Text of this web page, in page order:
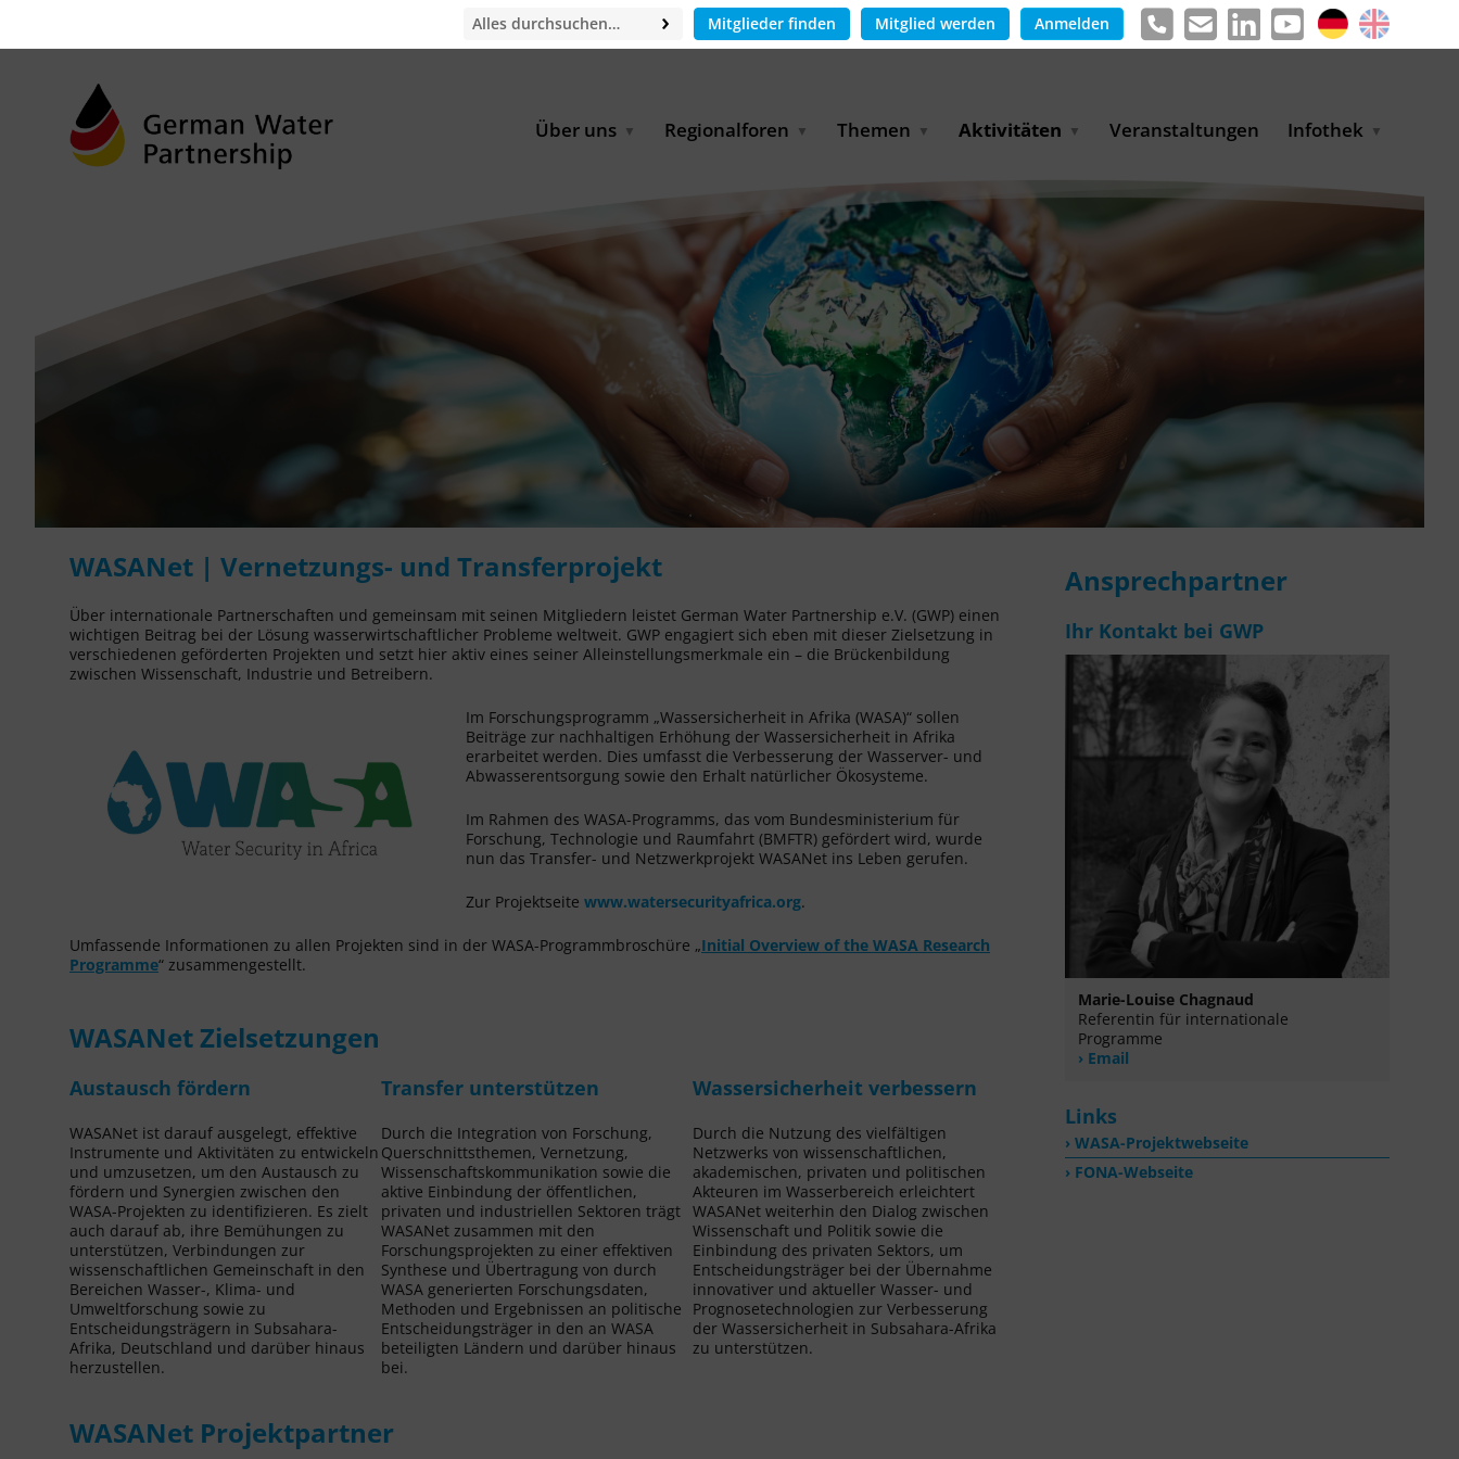
Mitglieder finden Mitglied werden Anmelden
Über uns
Geschäftsstelle
Partner & Kooperationen
Mitglieder
Virtual Index of Members
Kontakt
Regionalforen
Europa
Lateinamerika
Middle East
Nordafrika
Ostasien
Süd- & Südostasien
Themen
Industriewasserwirtschaft
Landwirtschaftliche
Bewässerung und
Wiederverwendung
Urbane Wasserresilienz
Wasser und Energie
Digital Water
Wasserstoff
Aktivitäten
Auslandsmessen
WASANet | Vernetzungs-
und Transferprojekt
Betreiberpartnerschaften
Partnerschaftsprojekte
GWP-Days
BLUE PLANET Berlin Water
Dialogues
BMUKN-Exportinitiative
Umweltschutz
Veranstaltungen Infothek
Informationen
Pressemitteilungen
WASANet | Vernetzungs- und Transferprojekt
Über internationale Partnerschaften und gemeinsam mit seinen Mitgliedern leistet German Water Partnership e.V. (GWP) einen
wichtigen Beitrag bei der Lösung wasserwirtschaftlicher Probleme weltweit. GWP engagiert sich eben mit dieser Zielsetzung in
verschiedenen geförderten Projekten und setzt hier aktiv eines seiner Alleinstellungsmerkmale ein – die Brückenbildung
zwischen Wissenschaft, Industrie und Betreibern.
Im Forschungsprogramm „Wassersicherheit in Afrika (WASA)“ sollen
Beiträge zur nachhaltigen Erhöhung der Wassersicherheit in Afrika
erarbeitet werden. Dies umfasst die Verbesserung der Wasserver- und
Abwasserentsorgung sowie den Erhalt natürlicher Ökosysteme.
Im Rahmen des WASA-Programms, das vom Bundesministerium für
Forschung, Technologie und Raumfahrt (BMFTR) gefördert wird, wurde
nun das Transfer- und Netzwerkprojekt WASANet ins Leben gerufen.
Zur Projektseite www.watersecurityafrica.org.
Umfassende Informationen zu allen Projekten sind in der WASA-Programmbroschüre „Initial Overview of the WASA Research
Programme“ zusammengestellt.
WASANet Zielsetzungen
Austausch fördern
WASANet ist darauf ausgelegt, effektive
Instrumente und Aktivitäten zu entwickeln
und umzusetzen, um den Austausch zu
fördern und Synergien zwischen den
WASA-Projekten zu identifizieren. Es zielt
auch darauf ab, ihre Bemühungen zu
unterstützen, Verbindungen zur
wissenschaftlichen Gemeinschaft in den
Bereichen Wasser-, Klima- und
Umweltforschung sowie zu
Entscheidungsträgern in Subsahara-
Afrika, Deutschland und darüber hinaus
herzustellen.
Transfer unterstützen
Durch die Integration von Forschung,
Querschnittsthemen, Vernetzung,
Wissenschaftskommunikation sowie die
aktive Einbindung der öffentlichen,
privaten und industriellen Sektoren trägt
WASANet zusammen mit den
Forschungsprojekten zu einer effektiven
Synthese und Übertragung von durch
WASA generierten Forschungsdaten,
Methoden und Ergebnissen an politische
Entscheidungsträger in den an WASA
beteiligten Ländern und darüber hinaus
bei.
Wassersicherheit verbessern
Durch die Nutzung des vielfältigen
Netzwerks von wissenschaftlichen,
akademischen, privaten und politischen
Akteuren im Wasserbereich erleichtert
WASANet weiterhin den Dialog zwischen
Wissenschaft und Politik sowie die
Einbindung des privaten Sektors, um
Entscheidungsträger bei der Übernahme
innovativer und aktueller Wasser- und
Prognosetechnologien zur Verbesserung
der Wasser­sicherheit in Subsahara-Afrika
zu unterstützen.
WASANet Projektpartner
Ansprechpartner
Ihr Kontakt bei GWP
Marie-Louise Chagnaud
Referentin für internationale
Programme
Email
Links
WASA-Projektwebseite
FONA-Webseite